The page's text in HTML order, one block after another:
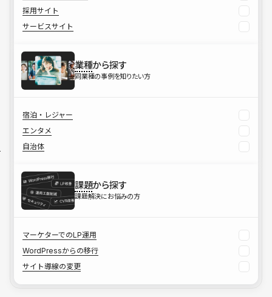
採用サイト
サービスサイト
業種から探す
同業種の事例を知りたい方
宿泊・レジャー
エンタメ
自治体
課題から探す
課題解決にお悩みの方
マーケターでのLP運用
WordPressからの移行
サイト導線の変更